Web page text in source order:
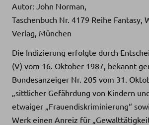
Autor: John Norman,
Taschenbuch Nr. 4179 Reihe Fantasy,
Verlag, München
Die Indizierung erfolgte durch
(V) vom 16. Oktober 1987, bekannt
Bundesanzeiger Nr. 205 vom 31.
„sittlicher Gefährdung von Kindern
etwaiger „Frauendiskriminierung“
Werk einen Anreiz für